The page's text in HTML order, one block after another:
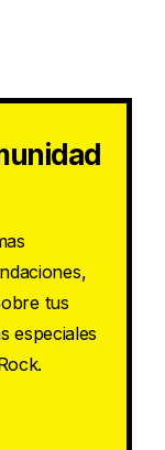
tus
especiales